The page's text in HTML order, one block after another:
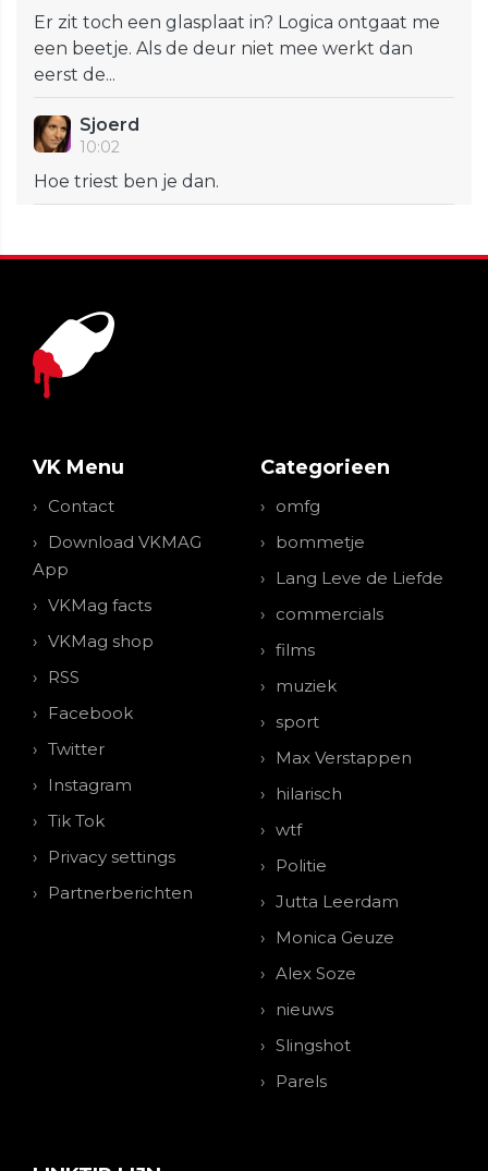
Er zit toch een glasplaat in? Logica ontgaat me
een beetje. Als de deur niet mee werkt dan
eerst de...
Sjoerd
10:02
Hoe triest ben je dan.
VK Menu
Contact
Download VKMAG
App
VKMag facts
VKMag shop
RSS
Facebook
Twitter
Instagram
Tik Tok
Privacy settings
Partnerberichten
Categorieen
omfg
bommetje
Lang Leve de Liefde
commercials
films
muziek
sport
Max Verstappen
hilarisch
wtf
Politie
Jutta Leerdam
Monica Geuze
Alex Soze
nieuws
Slingshot
Parels